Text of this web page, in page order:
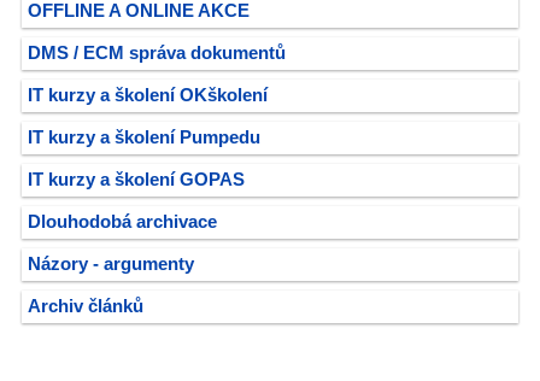
OFFLINE A ONLINE AKCE
DMS / ECM správa dokumentů
IT kurzy a školení OKškolení
IT kurzy a školení Pumpedu
IT kurzy a školení GOPAS
Dlouhodobá archivace
Názory - argumenty
Archiv článků